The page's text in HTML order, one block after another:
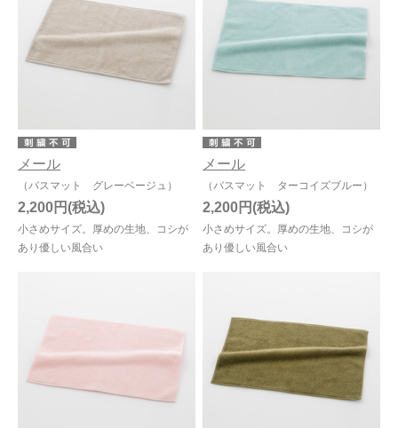
メール
（バスマット グレーベージュ）
小さめサイズ。厚めの生地、コシが
あり優しい風合い
2,200円
メール
（バスマット ターコイズブルー）
小さめサイズ。厚めの生地、コシが
あり優しい風合い
2,200円